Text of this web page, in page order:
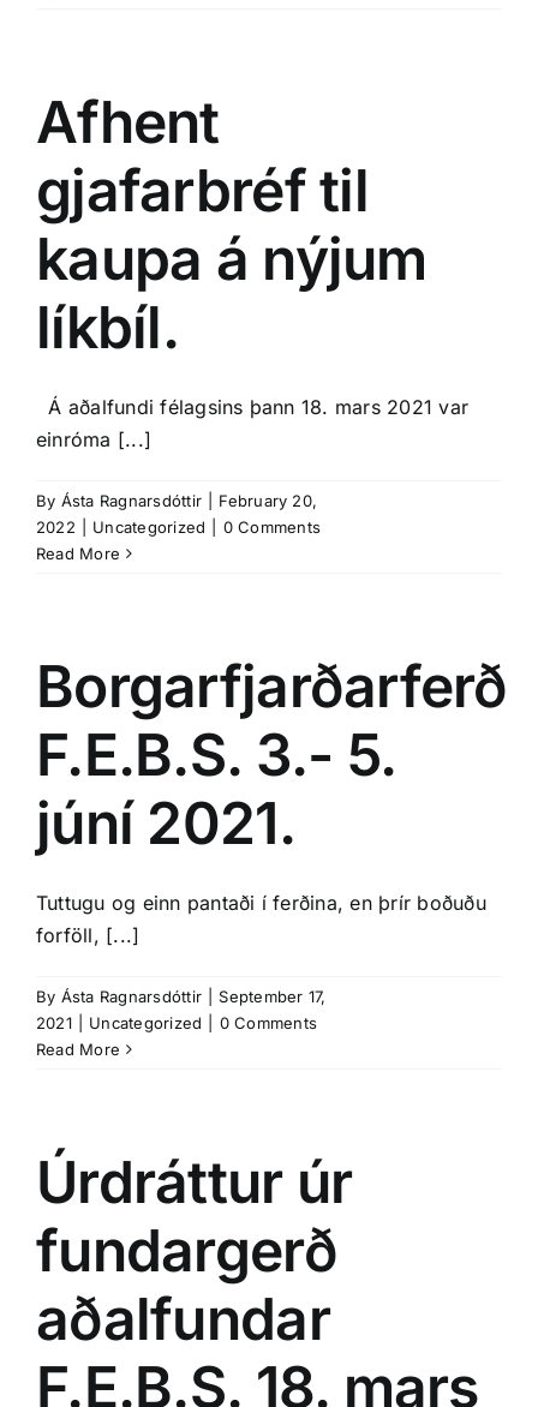
Afhent
gjafarbréf til
kaupa á nýjum
líkbíl.
Á aðalfundi félagsins þann 18. mars 2021 var
einróma [...]
By Ásta Ragnarsdóttir
February 20,
2022
Uncategorized
0 Comments
Read More
Borgarfjarðarferð
F.E.B.S. 3.- 5.
júní 2021.
Tuttugu og einn pantaði í ferðina, en þrír boðuðu
forföll, [...]
By Ásta Ragnarsdóttir
September 17,
2021
Uncategorized
0 Comments
Read More
Úrdráttur úr
fundargerð
aðalfundar
F.E.B.S. 18. mars